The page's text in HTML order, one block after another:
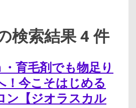
検索結果 4 件
・育毛剤でも物足り
！今こそはじめる
ン【ジオラスカル